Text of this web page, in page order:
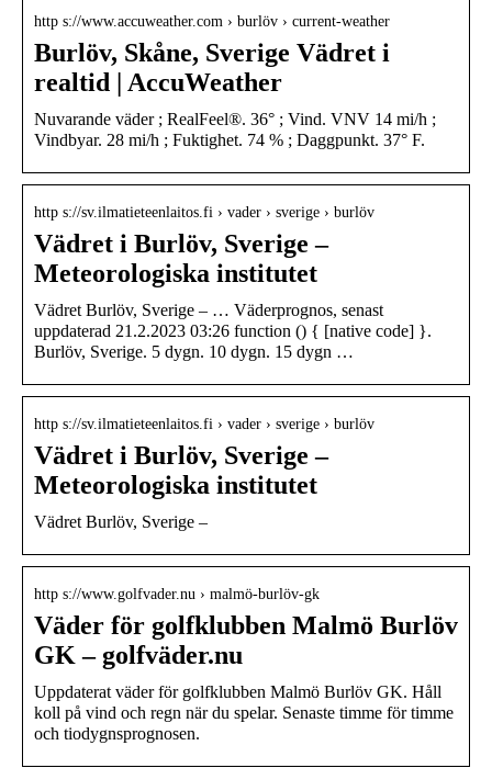
http s://www.accuweather.com › burlöv › current-weather
Burlöv, Skåne, Sverige Vädret i
realtid | AccuWeather
Nuvarande väder ; RealFeel®. 36° ; Vind. VNV 14 mi/h ;
Vindbyar. 28 mi/h ; Fuktighet. 74 % ; Daggpunkt. 37° F.
http s://sv.ilmatieteenlaitos.fi › vader › sverige › burlöv
Vädret i Burlöv, Sverige –
Meteorologiska institutet
Vädret Burlöv, Sverige – … Väderprognos, senast
uppdaterad 21.2.2023 03:26 function () { [native code] }.
Burlöv, Sverige. 5 dygn. 10 dygn. 15 dygn …
http s://sv.ilmatieteenlaitos.fi › vader › sverige › burlöv
Vädret i Burlöv, Sverige –
Meteorologiska institutet
Vädret Burlöv, Sverige –
http s://www.golfvader.nu › malmö-burlöv-gk
Väder för golfklubben Malmö Burlöv
GK – golfväder.nu
Uppdaterat väder för golfklubben Malmö Burlöv GK. Håll
koll på vind och regn när du spelar. Senaste timme för timme
och tiodygnsprognosen.